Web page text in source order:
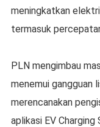
meningkatkan
termasuk
PLN mengimbau
menemui gangguan
merencanakan
aplikasi EV